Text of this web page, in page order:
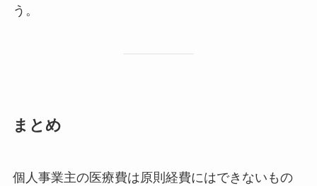
う。
まとめ
個人事業主の医療費は原則経費にはできないもの